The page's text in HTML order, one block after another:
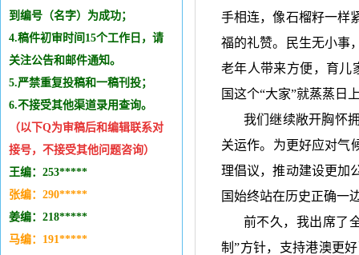
到编号（名字）为成功；
4.稿件初审时间15个工作日，请
关注公告和邮件通知。
5.严禁重复投稿和一稿刊投；
6.不接受其他渠道录用查询。
（以下Q为审稿后和编辑联系对
接号，不接受其他问题咨询）
王编：253*****
张编：290*****
姜编：218*****
马编：191*****
手相连，像石榴籽一样
福的礼赞。民生无小事
老年人带来方便，育儿
国这个“大家”就蒸蒸日
我们继续敞开胸怀
关运作。为更好应对气
理倡议，推动建设更加
国始终站在历史正确一
前不久，我出席了
制”方针，支持港澳更